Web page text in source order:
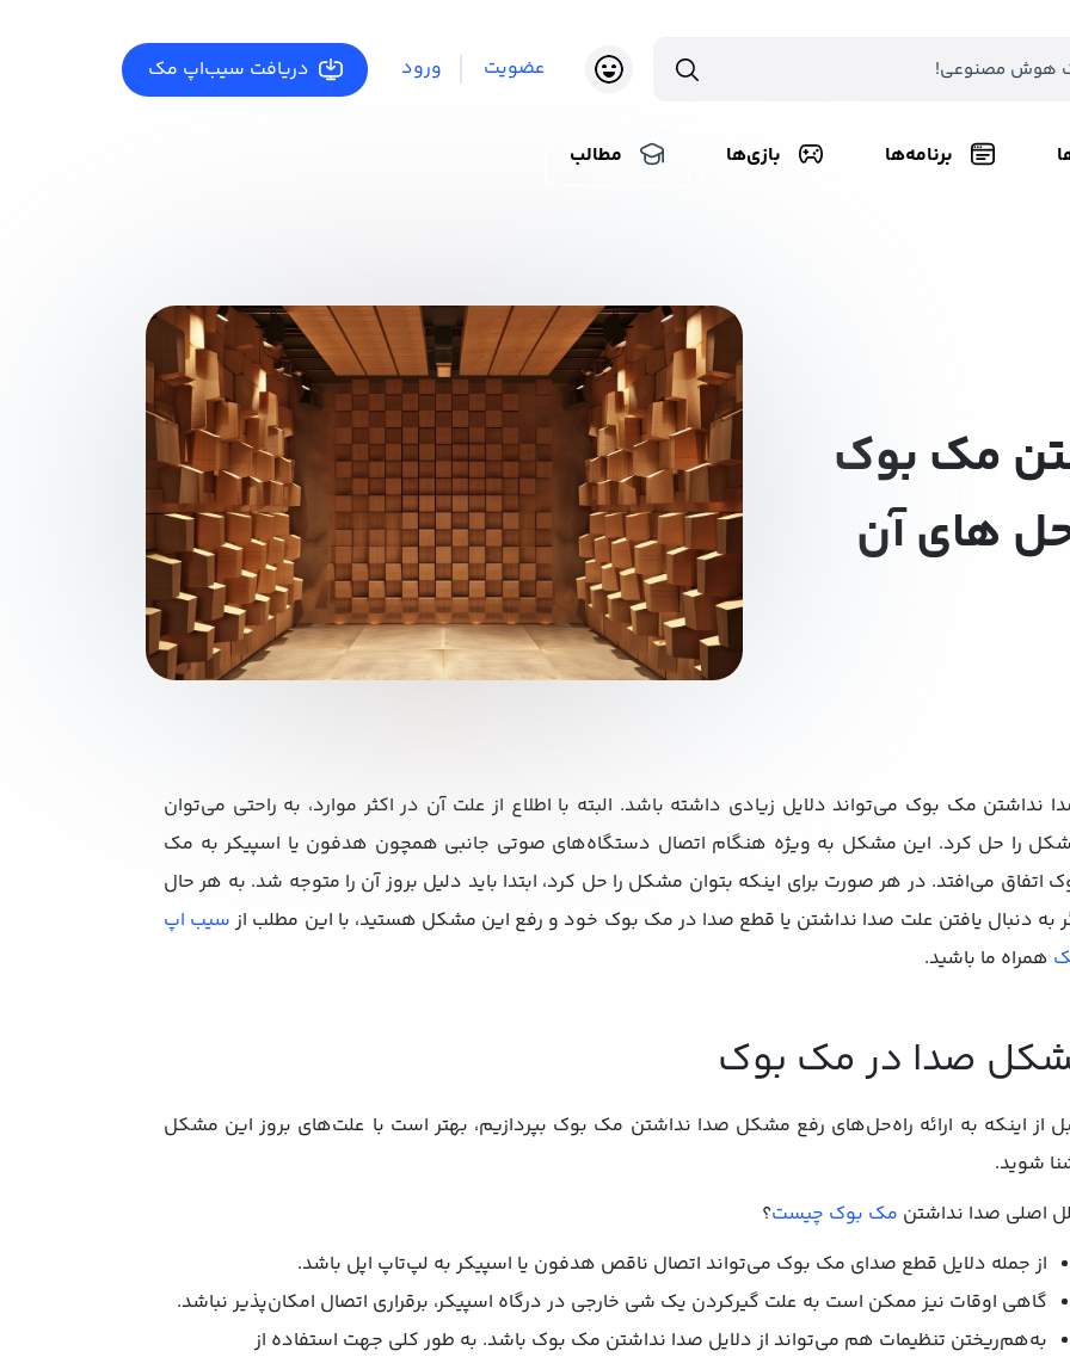
عضویت ورود دریافت سیب‌اپ مک
برنامه‌ها بازی‌ها مطالب
مک بوک
های آن
نداشتن مک بوک می‌تواند دلایل زیادی داشته باشد. البته با اطلاع از علت آن در اکثر موارد، به راحتی می‌توان
را حل کرد. این مشکل به ویژه هنگام اتصال دستگاه‌های صوتی جانبی همچون هدفون یا اسپیکر به مک
اتفاق می‌افتد. در هر صورت برای اینکه بتوان مشکل را حل کرد، ابتدا باید دلیل بروز آن را متوجه شد. به هر حال
به دنبال یافتن علت صدا نداشتن یا قطع صدا در مک بوک خود و رفع این مشکل هستید، با این مطلب از سیب اپ
همراه ما باشید.
صدا در مک بوک
از اینکه به ارائه راه‌حل‌های رفع مشکل صدا نداشتن مک بوک بپردازیم، بهتر است با علت‌های بروز این مشکل
شوید.
اصلی صدا نداشتن مک بوک چیست؟
از جمله دلایل قطع صدای مک بوک می‌تواند اتصال ناقص هدفون یا اسپیکر به لپ‌تاپ اپل باشد.
گاهی اوقات نیز ممکن است به علت گیرکردن یک شی خارجی در درگاه اسپیکر، برقراری اتصال امکان‌پذیر نباشد.
به‌هم‌ریختن تنظیمات هم می‌تواند از دلایل صدا نداشتن مک بوک باشد. به طور کلی جهت استفاده از